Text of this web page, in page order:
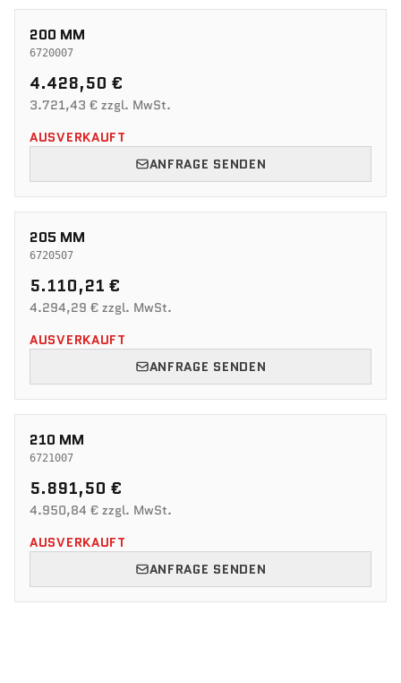
200 MM
6720007
4.428,50 €
3.721,43 € zzgl. MwSt.
AUSVERKAUFT
ANFRAGE SENDEN
205 MM
6720507
5.110,21 €
4.294,29 € zzgl. MwSt.
AUSVERKAUFT
ANFRAGE SENDEN
210 MM
6721007
5.891,50 €
4.950,84 € zzgl. MwSt.
AUSVERKAUFT
ANFRAGE SENDEN